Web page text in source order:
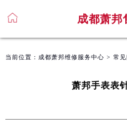
成都萧邦
当前位置： 成都萧邦维修服务中心 > 常见
萧邦手表表